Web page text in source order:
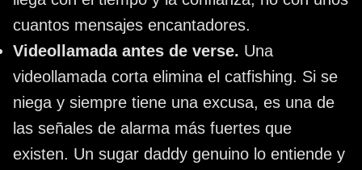
cuantos mensajes encantadores.
Videollamada antes de verse. Una
videollamada corta elimina el catfishing. Si se
niega y siempre tiene una excusa, es una de
las señales de alarma más fuertes que
existen. Un sugar daddy genuino lo entiende y